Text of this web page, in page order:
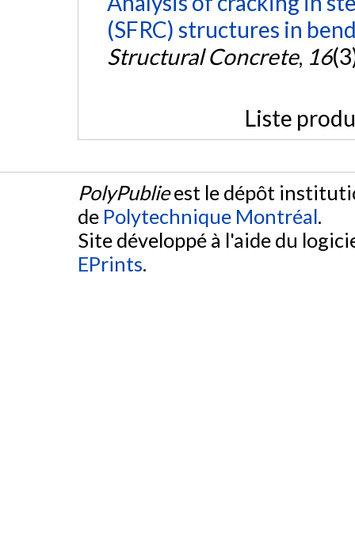
(SFRC) structures in
Structural Concrete, 16
Liste
PolyPublieest le dépôt
de Polytechnique Montréal.
Site développé à l'aide du
EPrints.